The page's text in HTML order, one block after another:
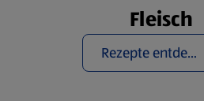
Fleisch
Rezepte entdecken